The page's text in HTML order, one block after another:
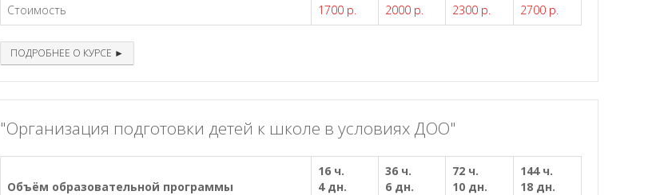
Стоимость
1700 р. 2000 р. 2300 р. 2700 р.
ПОДРОБНЕЕ О КУРСЕ ►
"Организация подготовки детей к школе в условиях ДОО"
Объём образовательной программы
16 ч.
4 дн.
36 ч.
6 дн.
72 ч.
10 дн.
144 ч.
18 дн.